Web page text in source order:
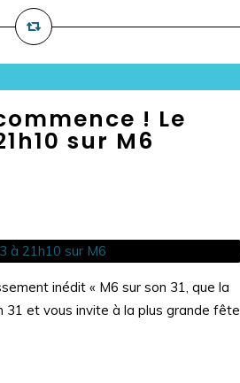
! Le
sur M6
inédit « M6 sur son 31, que la
31 et vous invite à la plus grande fête